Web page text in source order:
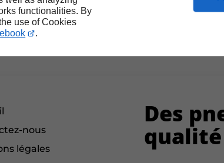
functionalities. By
use of Cookies
.
pour réduire notre empreinte numérique.
responsabilité et accessibilité.
nous
légales
Des
qualité